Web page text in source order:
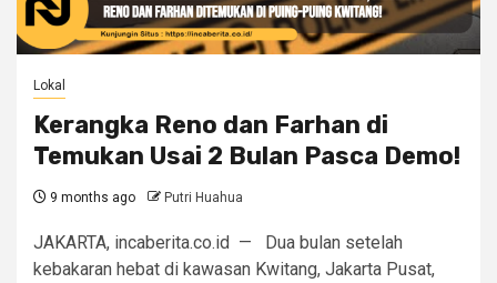
Lokal
Kerangka Reno dan Farhan di
Temukan Usai 2 Bulan Pasca Demo!
9 months ago Putri Huahua
JAKARTA, incaberita.co.id — Dua bulan setelah
kebakaran hebat di kawasan Kwitang, Jakarta Pusat,